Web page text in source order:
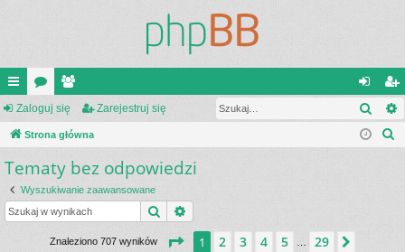
ię
ce
j
…
or
a
ży
tk
o
w
ni
cy
al
og
ar
ej
Zaloguj się Zarejestruj się
Strona główna
Tematy bez odpowiedzi
Wyszukiwanie zaawansowane
Szukaj
Znaleziono 707 wyników Strona z 29
1 2 3 4 5 29